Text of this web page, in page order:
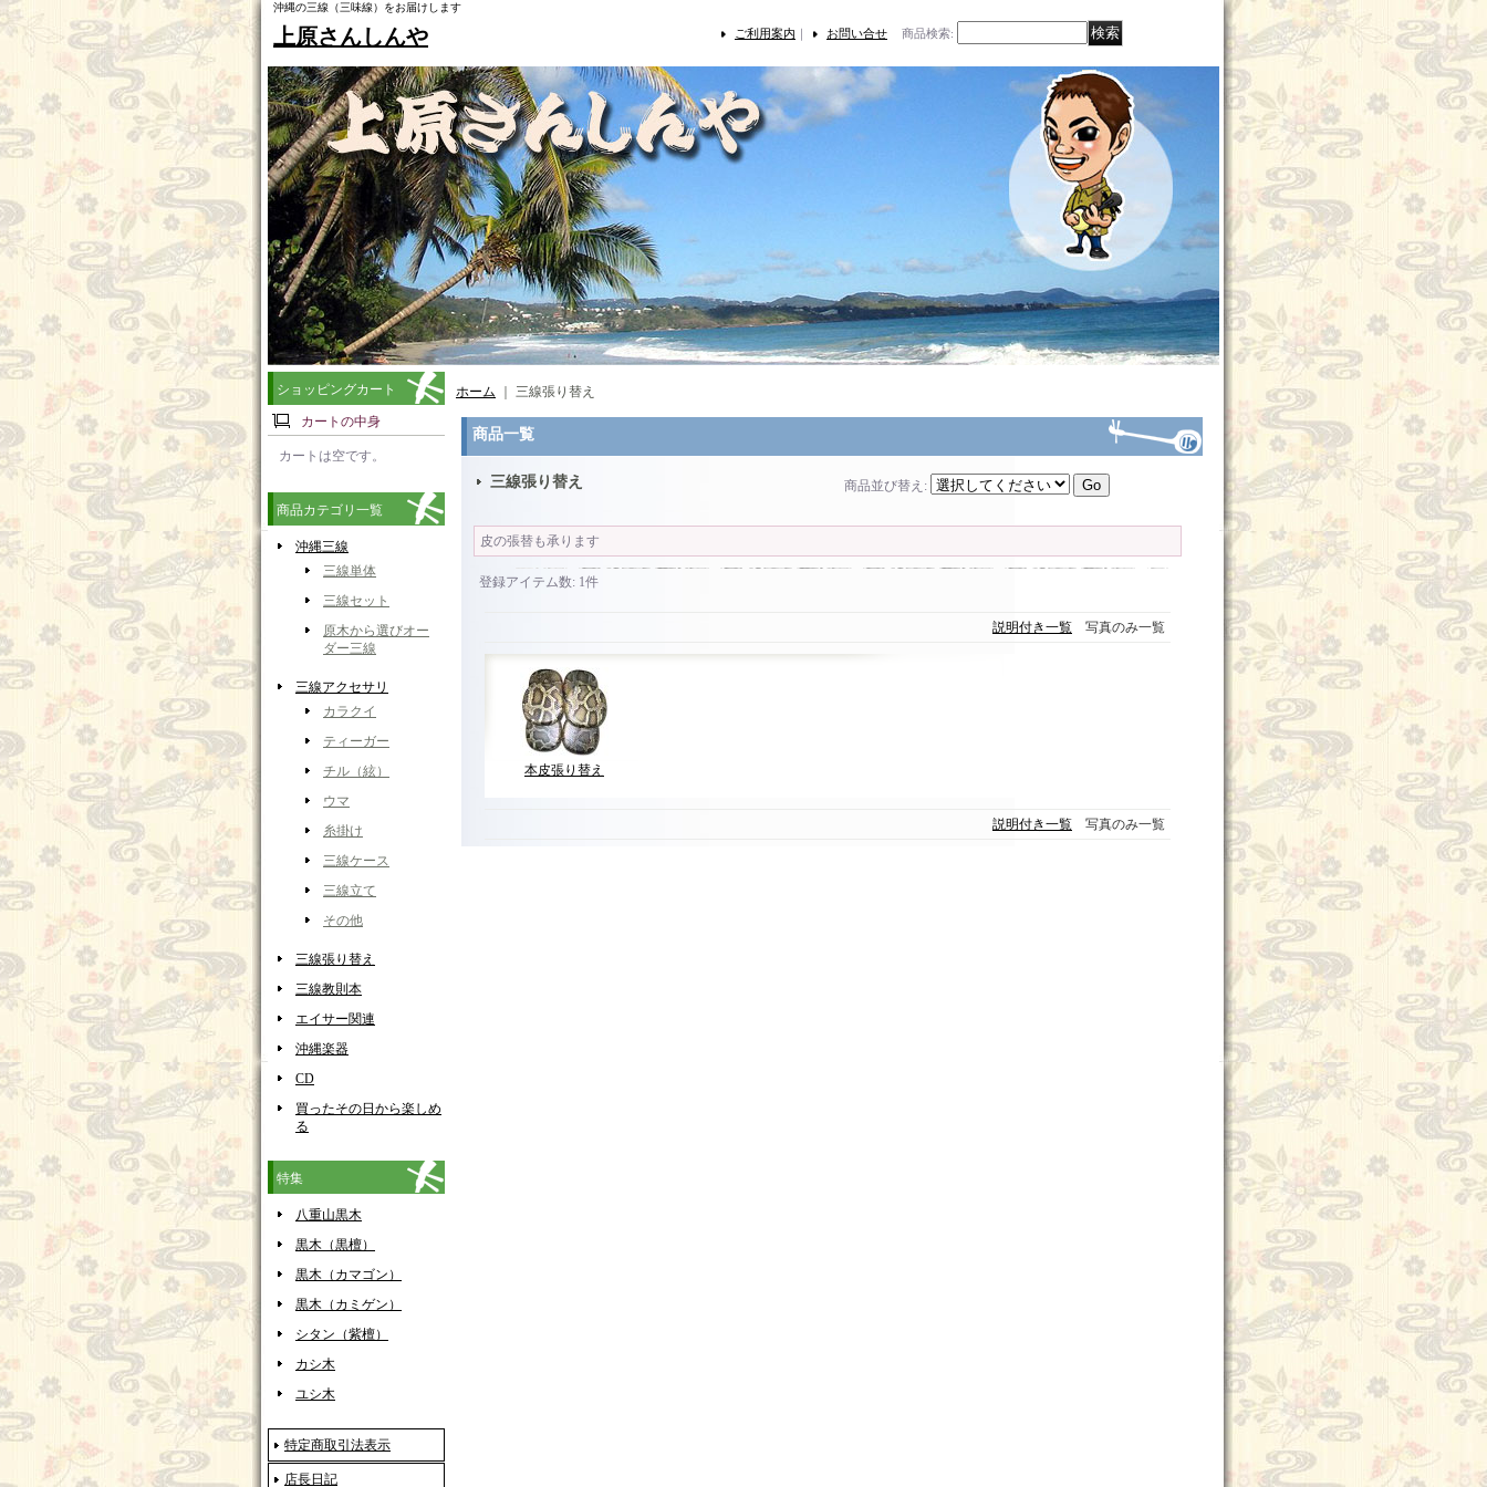
沖縄の三線（三味線）をお届けします
上原さんしんや ご利用案内 ｜ お問い合せ 商品検索:
ショッピングカート
カートの中身
カートは空です。
商品カテゴリ一覧
沖縄三線
三線単体
三線セット
原木から選びオー
ダー三線
三線アクセサリ
カラクイ
ティーガー
チル（絃）
ウマ
糸掛け
三線ケース
三線立て
その他
三線張り替え
三線教則本
エイサー関連
沖縄楽器
CD
買ったその日から楽しめ
る
特集
八重山黒木
黒木（黒檀）
黒木（カマゴン）
黒木（カミゲン）
シタン（紫檀）
カシ木
ユシ木
特定商取引法表示
店長日記
ホーム 三線張り替え
商品一覧
三線張り替え 商品並び替え :
皮の張替も承ります
登録アイテム数: 1件
説明付き一覧 写真のみ一覧
本皮張り替え
説明付き一覧 写真のみ一覧